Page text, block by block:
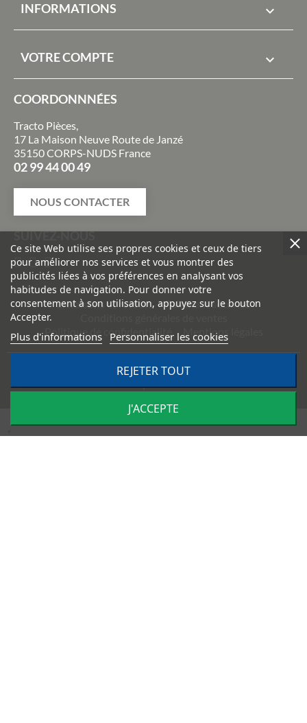
INFORMATIONS 
VOTRE COMPTE 
COORDONNNÉES
Tracto Pièces,
17 La Maison Neuve Route de Janzé
35150 CORPS-NUDS France
02 99 44 00 49
NOUS CONTACTER
SUIVEZ-NOUS
Livraisons et retours
Paiement sécurisé
Politique de confidentialité
Mentions légales
TRACTO PIÈCES - Conception & réalisation :
Impulsion
Ce site Web utilise ses propres cookies et ceux de tiers
pour améliorer nos services et vous montrer des
publicités liées à vos préférences en analysant vos
habitudes de navigation. Pour donner votre
consentement à son utilisation, appuyez sur le bouton
Accepter.
Plus d'informations Personnaliser les cookies
REJETER TOUT
J'ACCEPTE